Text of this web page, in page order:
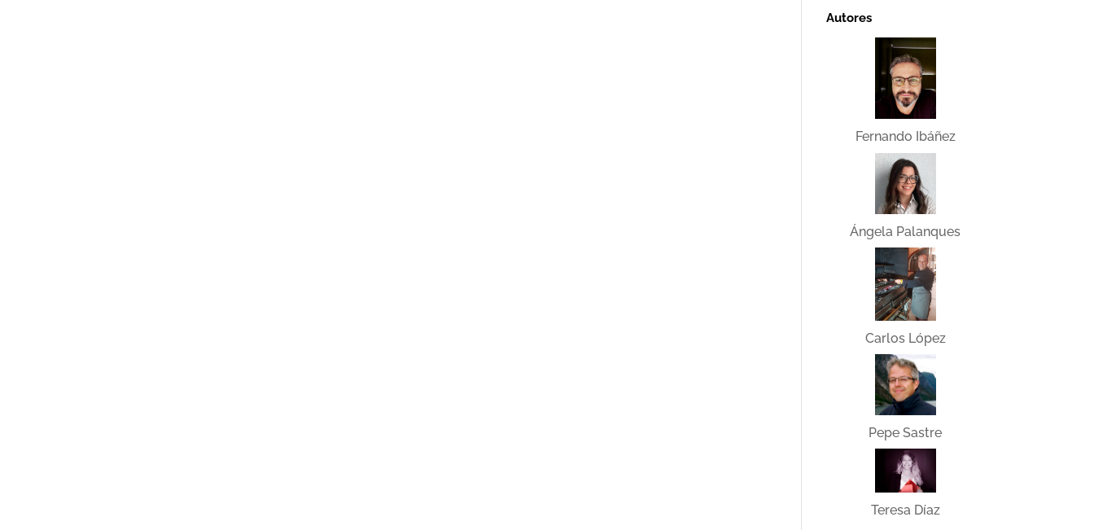
Autores
Fernando Ibáñez
Ángela Palanques
Carlos López
Pepe Sastre
Teresa Díaz